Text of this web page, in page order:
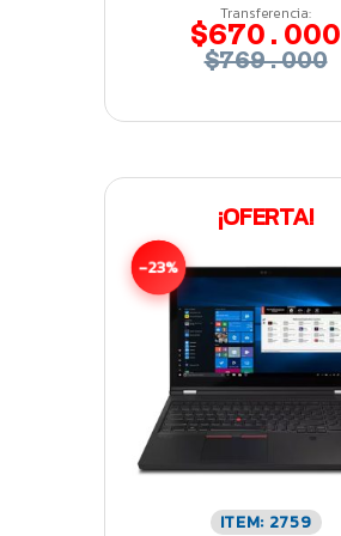
Transferencia:
$670.000
$769.000
¡OFERTA!
-23%
ITEM: 2759